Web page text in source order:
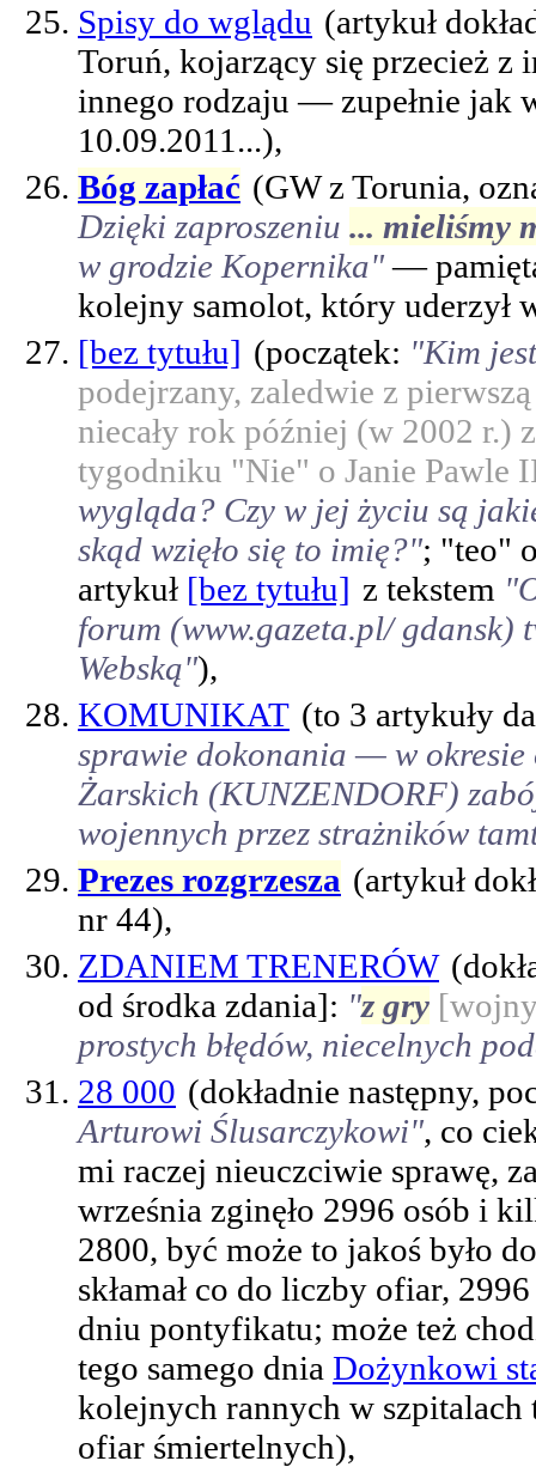
Spisy do wglądu (artykuł
Toruń, kojarzący się przecież z
innego rodzaju — zupełnie
10.09.2011...),
Bóg zapłać (GW z Torunia,
Dzięki zaproszeniu ... mieliśmy
w grodzie Kopernika"—
kolejny samolot, który uderzył
[bez tytułu] (początek: "Kim
podejrzany, zaledwie z
niecały rok później (w 2002 r.)
tygodniku "Nie" o Janie Pawle
wygląda? Czy w jej życiu są
skąd wzięło się to imię?"; "teo"
artykuł [bez tytułu] z tekstem
forum (www.gazeta.pl/ gdansk)
Webską"),
KOMUNIKAT (to 3 artykuły
sprawie dokonania — w
Żarskich (KUNZENDORF)
wojennych przez strażników
Prezes rozgrzesza (artykuł
nr 44),
ZDANIEM TRENERÓW
od środka zdania]: "z gry
prostych błędów, niecelnych
28 000 (dokładnie następny,
Arturowi Ślusarczykowi", co
mi raczej nieuczciwie sprawę,
września zginęło 2996 osób i
2800, być może to jakoś było
skłamał co do liczby ofiar,
dniu pontyfikatu; może też
tego samego dnia Dożynkowi
kolejnych rannych w szpitalach
ofiar śmiertelnych),